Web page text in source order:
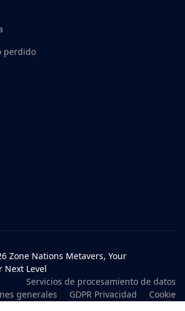
perdido
Zone Nations Metavers, Your
Next Level
Servicios de procesamiento de datos
generales
GDPR Privacidad
Cookie